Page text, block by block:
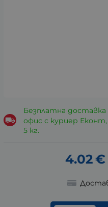
Безплатна доставка
офис с куриер
5 кг.
4.02€